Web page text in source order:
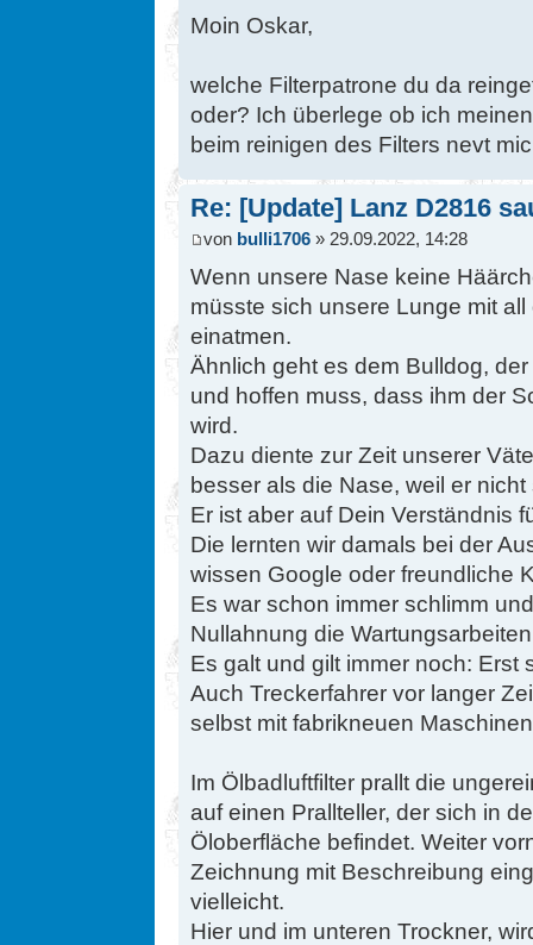
Moin Oskar,
welche Filterpatrone du da
oder? Ich überlege ob ich
beim reinigen des Filters nevt
Re: [Update] Lanz D2816
von bulli1706 » 29.09.2022, 14:28
Wenn unsere Nase keine
müsste sich unsere Lunge mit
einatmen.
Ähnlich geht es dem Bulldog,
und hoffen muss, dass ihm der
wird.
Dazu diente zur Zeit unserer
besser als die Nase, weil er
Er ist aber auf Dein Verständnis
Die lernten wir damals bei der
wissen Google oder freundliche
Es war schon immer schlimm
Nullahnung die
Es galt und gilt immer noch: Erst
Auch Treckerfahrer vor langer
selbst mit fabrikneuen
Im Ölbadluftfilter prallt die
auf einen Prallteller, der sich in
Öloberfläche befindet. Weiter
Zeichnung mit Beschreibung
vielleicht.
Hier und im unteren Trockner,